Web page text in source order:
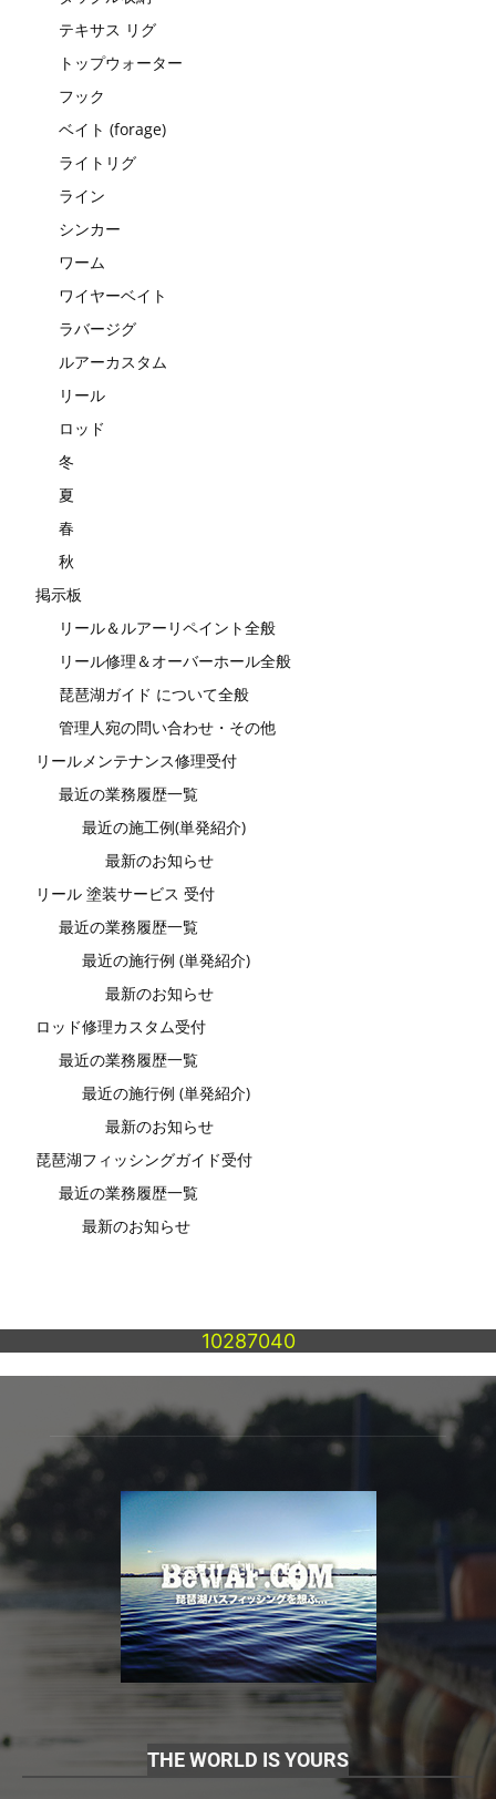
テキサス リグ
トップウォーター
フック
ベイト (forage)
ライトリグ
ライン
シンカー
ワーム
ワイヤーベイト
ラバージグ
ルアーカスタム
リール
ロッド
冬
夏
春
秋
掲示板
リール＆ルアーリペイント全般
リール修理＆オーバーホール全般
琵琶湖ガイド について全般
管理人宛の問い合わせ・その他
リールメンテナンス修理受付
最近の業務履歴一覧
最近の施工例(単発紹介)
最新のお知らせ
リール 塗装サービス 受付
最近の業務履歴一覧
最近の施行例 (単発紹介)
最新のお知らせ
ロッド修理カスタム受付
最近の業務履歴一覧
最近の施行例 (単発紹介)
最新のお知らせ
琵琶湖フィッシングガイド受付
最近の業務履歴一覧
最新のお知らせ
10287040
THE WORLD IS YOURS